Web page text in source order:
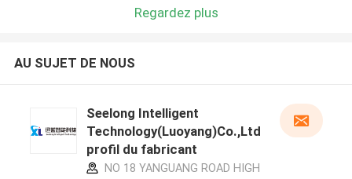
Regardez plus
AU SUJET DE NOUS
Seelong Intelligent
Technology(Luoyang)Co.,Ltd
profil du fabricant
NO 18 YANGUANG ROAD HIGH